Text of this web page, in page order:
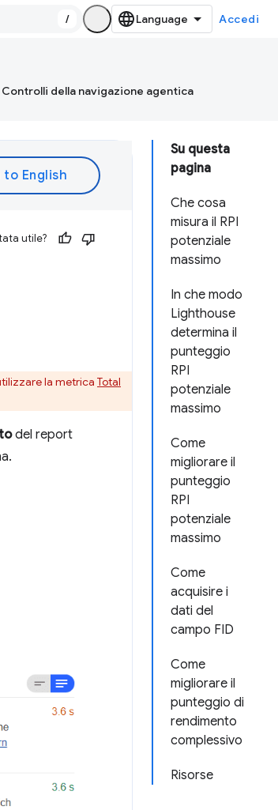
/ Accedi
Controlli della navigazione agentica
Su questa
pagina
Che cosa
misura il RPI
potenziale
massimo
In che modo
Lighthouse
determina il
punteggio
RPI
potenziale
massimo
Come
migliorare il
punteggio
RPI
potenziale
massimo
Come
acquisire i
dati del
campo FID
Come
migliorare il
punteggio di
rendimento
complessivo
Risorse
utile?
la metrica Total
del report